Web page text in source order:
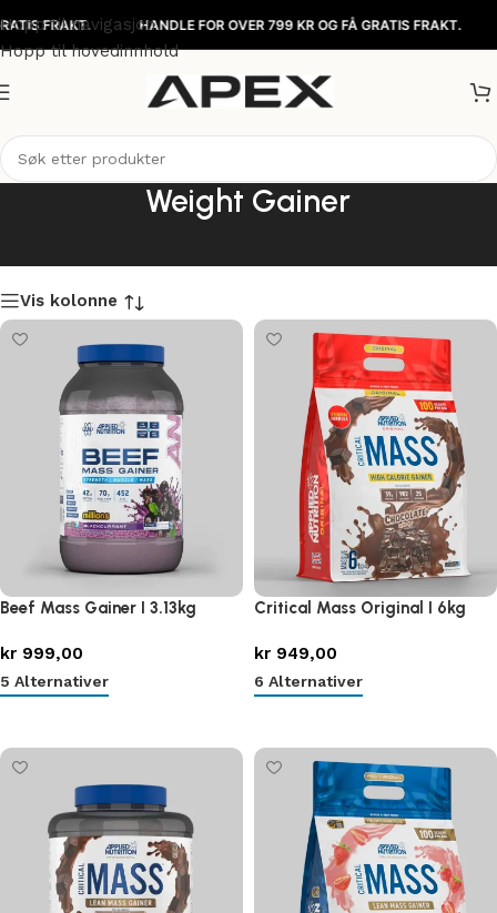
FRAKT. HANDLE FOR OVER 799 KR OG FÅ GRATIS FRAKT.
Hopp til navigasjon
Hopp til hovedinnhold
Weight Gainer
Vis kolonne
Beef Mass Gainer I 3.13kg
kr 999,00
5 Alternativer
Critical Mass Original I 6kg
kr 949,00
6 Alternativer